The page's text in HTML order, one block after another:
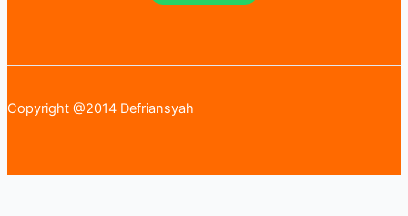
Copyright @2014 Defriansyah